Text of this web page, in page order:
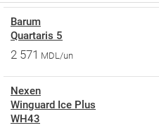
Barum
Quartaris 5
2 571 MDL/un
Nexen
Winguard Ice Plus
WH43